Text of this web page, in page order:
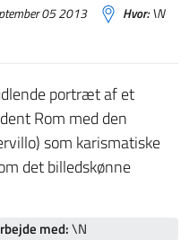
05 2013 Hvor:\N
portræt af et
Rom med den
som karismatiske
det billedskønne
med:\N